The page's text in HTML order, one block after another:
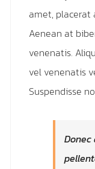
amet, placerat
Aenean at
venenatis.
vel venenatis
Suspendisse